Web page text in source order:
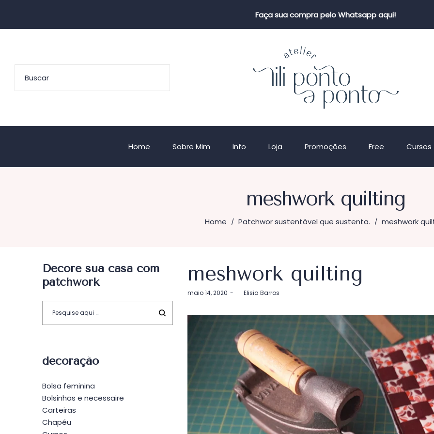
Faça sua compra pelo Whatsapp aqui!
Home Sobre Mim Info Loja Promoções Free Cursos
meshwork quilting
Home / Patchwor sustentável que sustenta. / meshwork
meshwork quilting
Postado
maio 14, 2020 byElisia Barros
Decore sua casa com
patchwork
decoração
Bolsa feminina
Bolsinhas e necessaire
Carteiras
Chapéu